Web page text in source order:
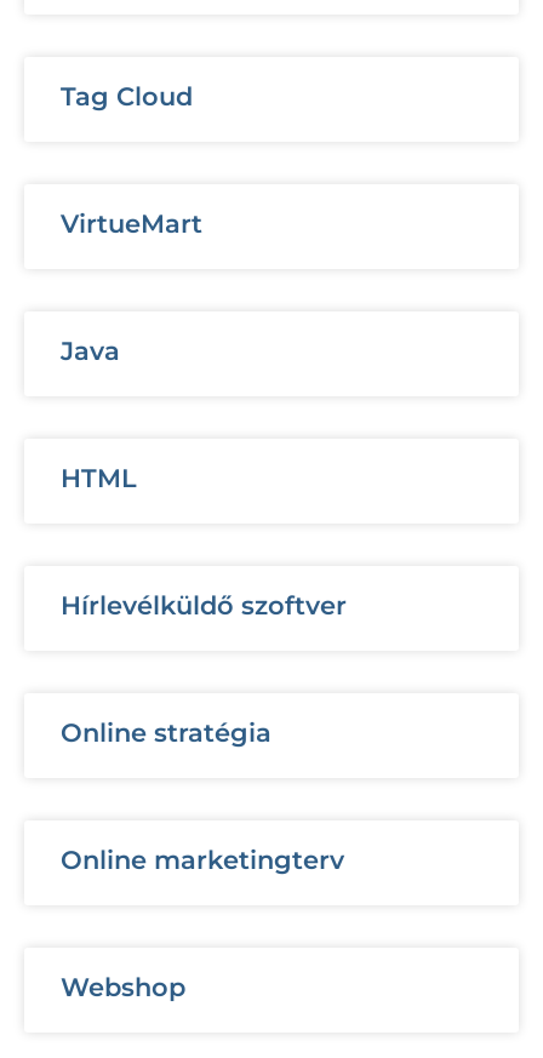
Tag Cloud
VirtueMart
Java
HTML
Hírlevélküldő szoftver
Online stratégia
Online marketingterv
Webshop